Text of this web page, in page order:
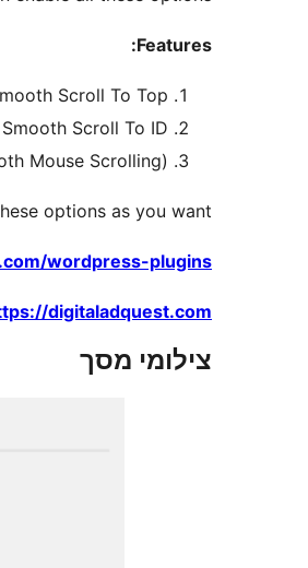
Features:
Scroll To Top
Smooth Scroll To ID
Mouse Scrolling)
options as you want.
wordpress-plugins/
digitaladquest.com/
צילומי מסך